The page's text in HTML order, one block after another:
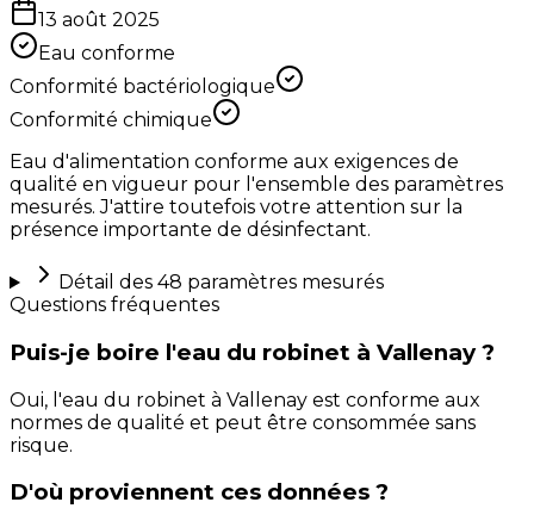
13 août 2025
Eau conforme
Conformité bactériologique
Conformité chimique
Eau d'alimentation conforme aux exigences de
qualité en vigueur pour l'ensemble des paramètres
mesurés. J'attire toutefois votre attention sur la
présence importante de désinfectant.
Détail des 48 paramètres mesurés
Questions fréquentes
Puis-je boire l'eau du robinet à Vallenay ?
Oui, l'eau du robinet à Vallenay est conforme aux
normes de qualité et peut être consommée sans
risque.
D'où proviennent ces données ?